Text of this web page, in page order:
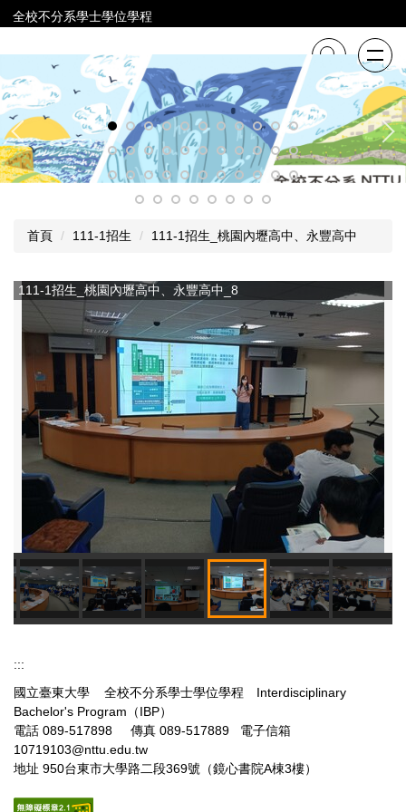
跳
到
內
容
區
全校不分系學士學位學程
首頁 111-1招生 111-1招生_桃園內壢高中、永豐高中
111-1招生_桃園內壢高中、永豐高中_8
:::
國立臺東大學 全校不分系學士學位學程 Interdisciplinary
Bachelor's Program（IBP）
電話 089-517898 傳真 089-517889 電子信箱
10719103@nttu.edu.tw
地址 950台東市大學路二段369號（鏡心書院A棟3樓）